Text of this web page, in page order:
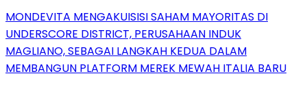
MONDEVITA MENGAKUISISI SAHAM MAYORITAS DI
UNDERSCORE DISTRICT, PERUSAHAAN INDUK
MAGLIANO, SEBAGAI LANGKAH KEDUA DALAM
MEMBANGUN PLATFORM MEREK MEWAH ITALIA BARU